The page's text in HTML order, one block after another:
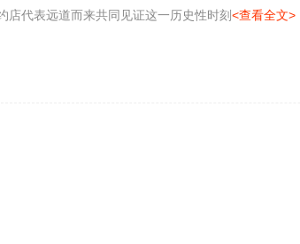
代表远道而来共同见证这一历史性时刻<查看全文>